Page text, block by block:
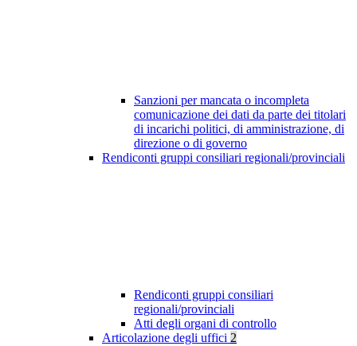
Sanzioni per mancata o incompleta
comunicazione dei dati da parte dei titolari
di incarichi politici, di amministrazione, di
direzione o di governo
Rendiconti gruppi consiliari regionali/provinciali
Rendiconti gruppi consiliari
regionali/provinciali
Atti degli organi di controllo
Articolazione degli uffici 2